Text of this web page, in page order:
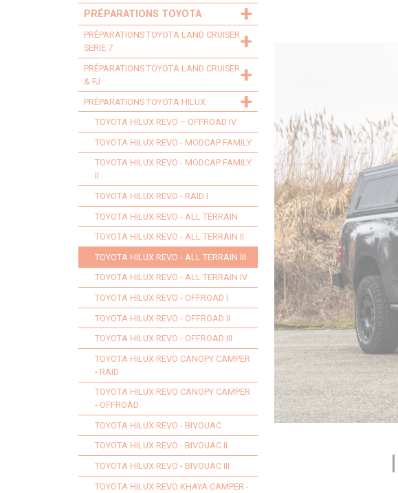
PRÉPARATIONS TOYOTA +
PRÉPARATIONS TOYOTA LAND CRUISER
SERIE 7
+
PRÉPARATIONS TOYOTA LAND CRUISER
& FJ
+
PRÉPARATIONS TOYOTA HILUX +
TOYOTA HILUX REVO – OFFROAD IV
TOYOTA HILUX REVO - MODCAP FAMILY
TOYOTA HILUX REVO - MODCAP FAMILY
II
TOYOTA HILUX REVO - RAID I
TOYOTA HILUX REVO - ALL TERRAIN
TOYOTA HILUX REVO - ALL TERRAIN II
TOYOTA HILUX REVO - ALL TERRAIN III
TOYOTA HILUX REVO - ALL TERRAIN IV
TOYOTA HILUX REVO - OFFROAD I
TOYOTA HILUX REVO - OFFROAD II
TOYOTA HILUX REVO - OFFROAD III
TOYOTA HILUX REVO CANOPY CAMPER
- RAID
TOYOTA HILUX REVO CANOPY CAMPER
- OFFROAD
TOYOTA HILUX REVO - BIVOUAC
TOYOTA HILUX REVO - BIVOUAC II
TOYOTA HILUX REVO - BIVOUAC III
TOYOTA HILUX REVO KHAYA CAMPER -